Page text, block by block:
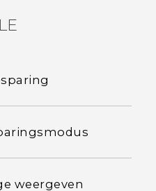
weergeven